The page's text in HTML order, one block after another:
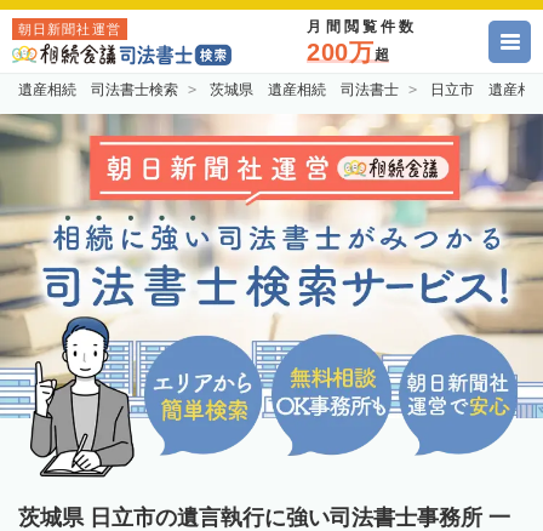
朝日新聞社運営 月間閲覧件数
200万超
遺産相続 司法書士検索 茨城県 遺産相続 司法書士 日立市 遺産相
茨城県 日立市の遺言執行に強い司法書士事務所 一